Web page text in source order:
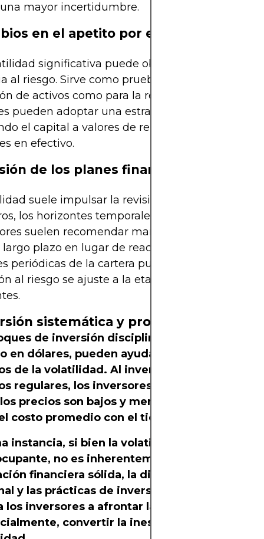
mayor incertidumbre.
en el apetito por el riesgo
significativa puede obligar a reevaluar la
al riesgo. Sirve como prueba de estrés tanto
de activos como para la resiliencia emocional.
pueden adoptar una estrategia conservadora,
el capital a valores de renta fija más seguros
en efectivo.
de los planes financieros
suele impulsar la revisión de los objetivos
los horizontes temporales y la asignación de
suelen recomendar mantenerse alineados
largo plazo en lugar de reaccionar
periódicas de la cartera pueden garantizar que
al riesgo se ajuste a la etapa de la vida y a los
sistemática y promedio
de inversión disciplinados, como el
en dólares, pueden ayudar a mitigar los
de la volatilidad. Al invertir cantidades fijas
regulares, los inversores compran más
precios son bajos y menos cuando son
costo promedio con el tiempo.
instancia, si bien la volatilidad del mercado
no es inherentemente desfavorable.
financiera sólida, la diversificación, la
y las prácticas de inversión estratégica
los inversores a afrontar la volatilidad con
convertir la inestabilidad en una